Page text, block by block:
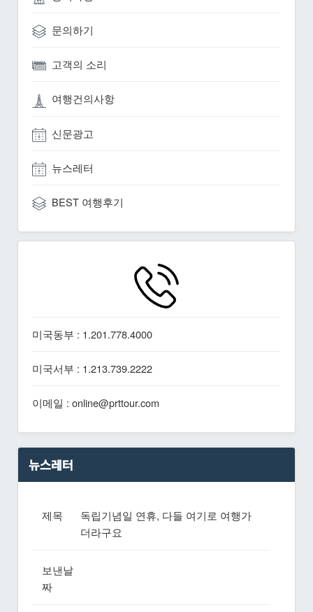
문의하기
고객의 소리
여행건의사항
신문광고
뉴스레터
BEST 여행후기
미국동부 : 1.201.778.4000
미국서부 : 1.213.739.2222
이메일 : online@prttour.com
뉴스레터
제목
독립기념일 연휴, 다들 여기로 여행가
더라구요
보낸날
짜